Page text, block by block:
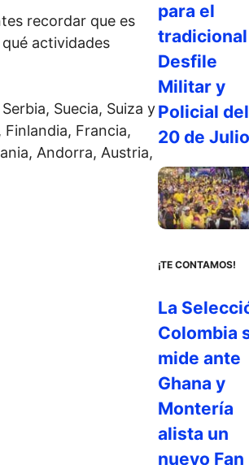
recordar que es
actividades
Suecia, Suiza y
Francia,
Andorra, Austria,
para el
tradicional
Desfile
Militar y
Policial del
20 de Julio
¡TE CONTAMOS!
La
Colombia
mide ante
Ghana y
Montería
alista un
nuevo Fan